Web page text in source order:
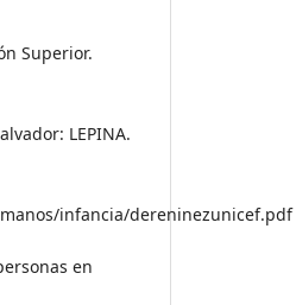
Superior.
LEPINA.
infancia/dereninezunicef.pdf
en